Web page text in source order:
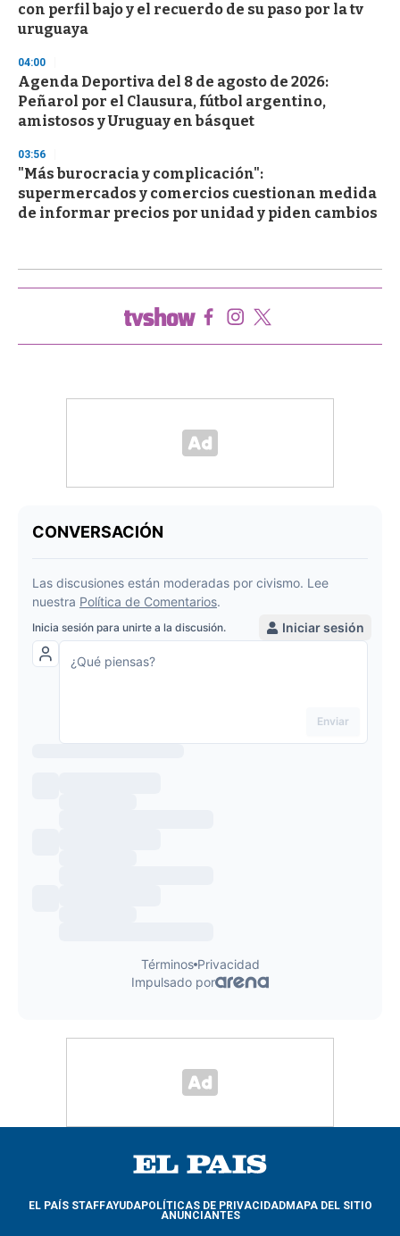
con perfil bajo y el recuerdo de su paso por la tv
uruguaya
04:00
Agenda Deportiva del 8 de agosto de 2026:
Peñarol por el Clausura, fútbol argentino,
amistosos y Uruguay en básquet
03:56
"Más burocracia y complicación":
supermercados y comercios cuestionan medida
de informar precios por unidad y piden cambios
EL PAÍS STAFFAYUDAPOLÍTICAS DE PRIVACIDADMAPA DEL SITIO
ANUNCIANTES